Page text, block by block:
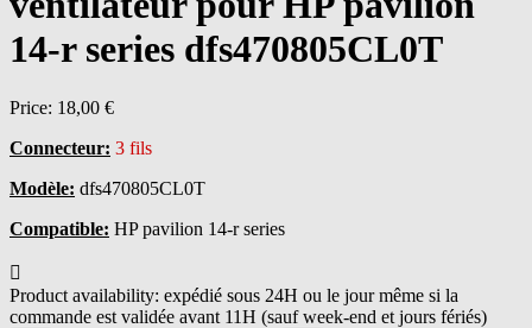
14-r series dfs470805CL0T
Price: 18,00 €
Connecteur: 3 fils
Modèle: dfs470805CL0T
Compatible: HP pavilion 14-r series

Product availability: expédié sous 24H ou le jour même si la
commande est validée avant 11H (sauf week-end et jours fériés)